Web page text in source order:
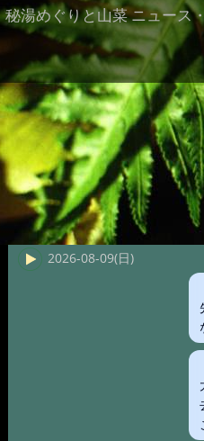
秘湯めぐりと山菜 ニュース
2026-08-09(日)